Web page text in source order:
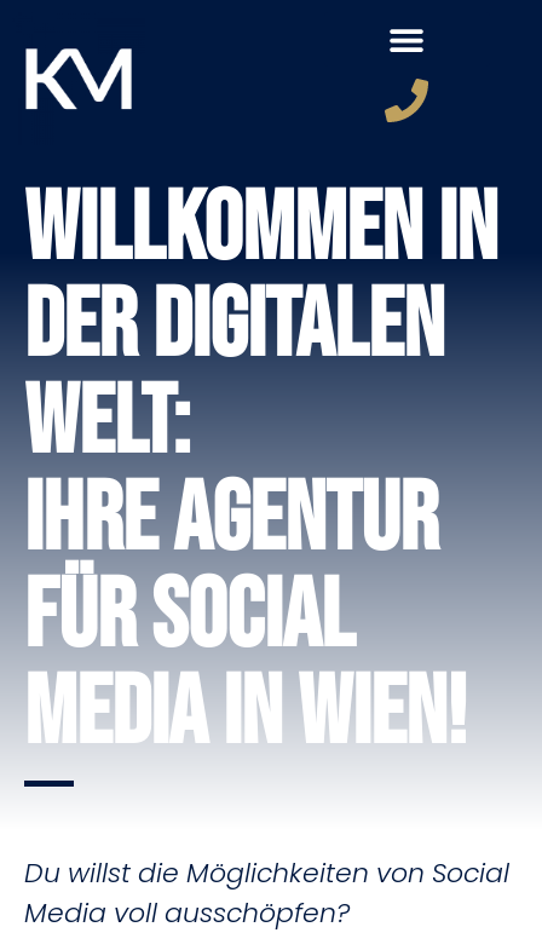
Willkommen in
der Digitalen
Welt:
Ihre Agentur
Für Social
Media in Wien!
Du willst die Möglichkeiten von Social
Media voll ausschöpfen?